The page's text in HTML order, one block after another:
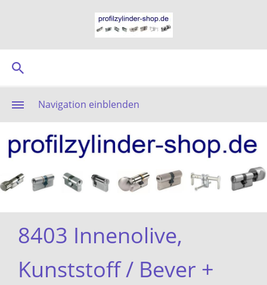
Navigation einblenden
8403 Innenolive,
Kunststoff / Bever +